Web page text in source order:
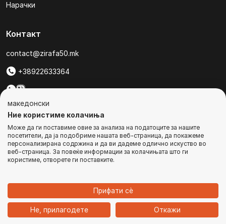
Дома Категории Најавете се
Нарачки
Контакт
contact@zirafa50.mk
+38922633364
b2b@zirafa50.mk
Jадранска Магистрала 86, Skopje, North Macedonia
© Сите права се задржани
македонски
Ние користиме колачиња
Може да ги поставиме овие за анализа на податоците за нашите
посетители, да ја подобриме нашата веб-страница, да покажеме
персонализирана содржина и да ви дадеме одлично искуство во
веб-страница. За повеќе информации за колачињата што ги
користиме, отворете ги поставките.
Прифати сѐ
Не, прилагодете Откажи